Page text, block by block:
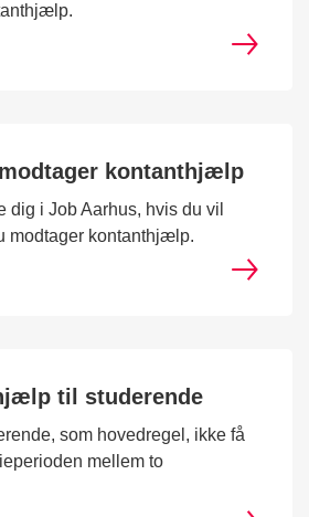
kontanthjælp
dig i Job Aarhus, hvis du vil
modtager kontanthjælp.
til studerende
som hovedregel, ikke få
mellem to